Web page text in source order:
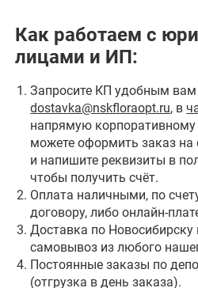
Как работаем с
лицами и ИП:
Запросите КП удобным вам
dostavka@nskfloraopt.ru, в
напрямую
можете оформить заказ на
и напишите реквизиты в
чтобы получить счёт.
Оплата наличными, по
договору, либо онлайн-
Доставка по
самовывоз из любого
Постоянные заказы по
(отгрузка в день заказа).